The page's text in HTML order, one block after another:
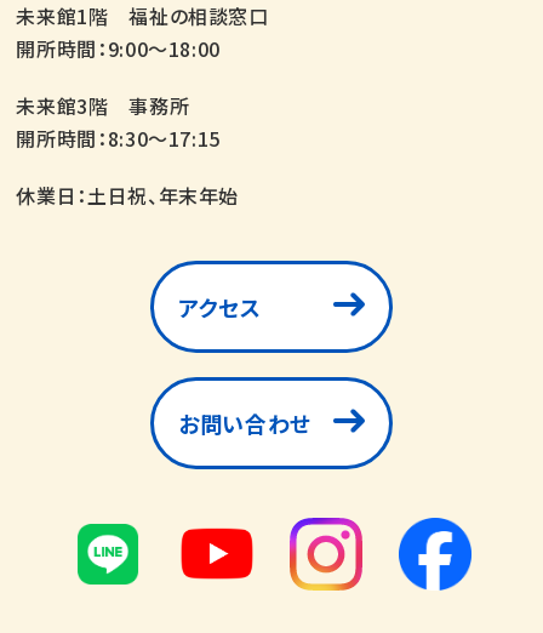
未来館1階 福祉の相談窓口
開所時間：9:00～18:00
未来館3階 事務所
開所時間：8:30～17:15
休業日：土日祝、年末年始
アクセス
お問い合わせ